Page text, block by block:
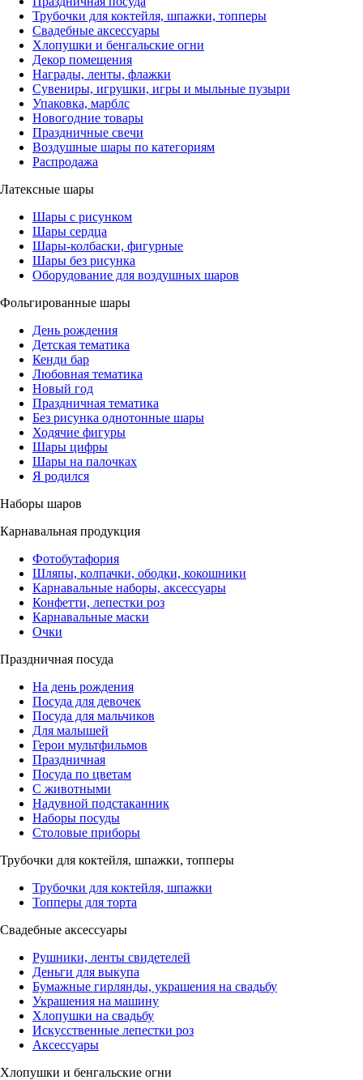
Трубочки для коктейля, шпажки, топперы
Свадебные аксессуары
Хлопушки и бенгальские огни
Декор помещения
Награды, ленты, флажки
Сувениры, игрушки, игры и мыльные пузыри
Упаковка, марблс
Новогодние товары
Праздничные свечи
Воздушные шары по категориям
Распродажа
Латексные шары
Шары с рисунком
Шары сердца
Шары-колбаски, фигурные
Шары без рисунка
Оборудование для воздушных шаров
Фольгированные шары
День рождения
Детская тематика
Кенди бар
Любовная тематика
Новый год
Праздничная тематика
Без рисунка однотонные шары
Ходячие фигуры
Шары цифры
Шары на палочках
Я родился
Наборы шаров
Карнавальная продукция
Фотобутафория
Шляпы, колпачки, ободки, кокошники
Карнавальные наборы, аксессуары
Конфетти, лепестки роз
Карнавальные маски
Очки
Праздничная посуда
На день рождения
Посуда для девочек
Посуда для мальчиков
Для малышей
Герои мультфильмов
Праздничная
Посуда по цветам
С животными
Надувной подстаканник
Наборы посуды
Столовые приборы
Трубочки для коктейля, шпажки, топперы
Трубочки для коктейля, шпажки
Топперы для торта
Свадебные аксессуары
Рушники, ленты свидетелей
Деньги для выкупа
Бумажные гирлянды, украшения на свадьбу
Украшения на машину
Хлопушки на свадьбу
Искусственные лепестки роз
Аксессуары
Хлопушки и бенгальские огни